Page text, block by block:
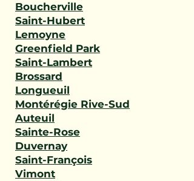
Boucherville
Saint-Hubert
Lemoyne
Greenfield Park
Saint-Lambert
Brossard
Longueuil
Montérégie Rive-Sud
Auteuil
Sainte-Rose
Duvernay
Saint-François
Vimont